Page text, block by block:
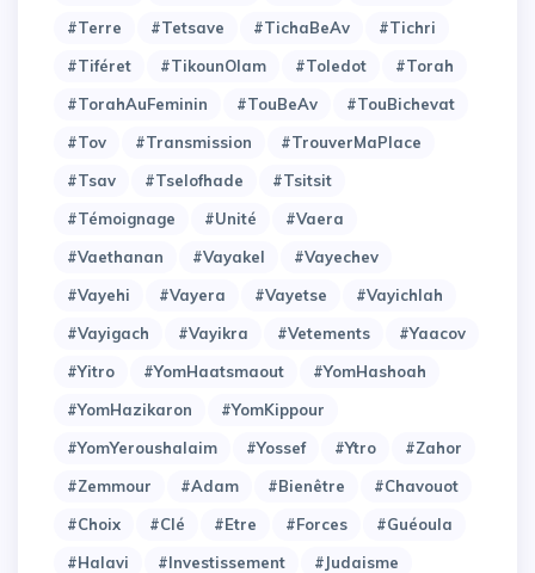
#Terre
#Tetsave #TichaBeAv
#Tichri
#Tiféret
#TikounOlam #Toledot
#Torah
#TorahAuFeminin
#TouBeAv
#TouBichevat
#Tov
#Transmission
#TrouverMaPlace
#Tsav
#Tselofhade
#Tsitsit
#Témoignage
#Unité
#Vaera
#Vaethanan
#Vayakel
#Vayechev
#Vayehi
#Vayera #Vayetse
#Vayichlah
#Vayigach
#Vayikra #Vetements
#Yaacov
#Yitro
#YomHaatsmaout
#YomHashoah
#YomHazikaron
#YomKippour
#YomYeroushalaim
#Yossef #Ytro
#Zahor
#Zemmour
#adam #bienêtre
#chavouot
#choix
#clé #etre #forces
#guéoula
#halavi
#investissement
#judaisme